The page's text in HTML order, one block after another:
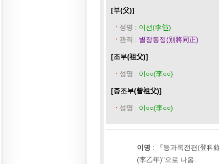
[부(父)]
성명 : 이선(李𠊿)
관직 : 별장동정(別將同正)
[조부(祖父)]
성명 : 이○○(李○○)
[증조부(曾祖父)]
성명 : 이○○(李○○)
이명 :
『등과록전편(登
(李乙年)"으로 나옴.